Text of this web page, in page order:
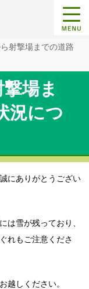
射撃場までの道路
場ま
況につ
にありがとうござい
は雪が残っており、
れもご注意くださ
越しください。